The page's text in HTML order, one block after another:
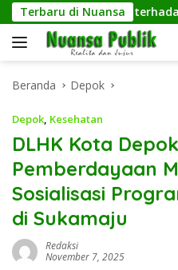
Langsung
ke
konten
Terbaru di Nuansa
Kepedulian terhadap
Beranda Depok
Depok, Kesehatan
DLHK Kota
Pemberdayaan
Sosialisasi
di Sukamaju
Redaksi
November 7, 2025